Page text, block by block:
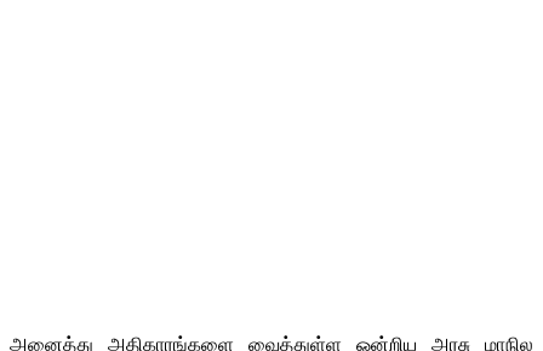
அனைத்து அதிகாரங்களை வைத்துள்ள ஒன்றிய அரசு மாநில